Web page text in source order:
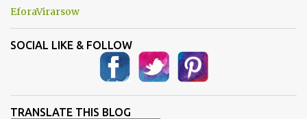
EforaVirarsow
SOCIAL LIKE & FOLLOW
TRANSLATE THIS BLOG